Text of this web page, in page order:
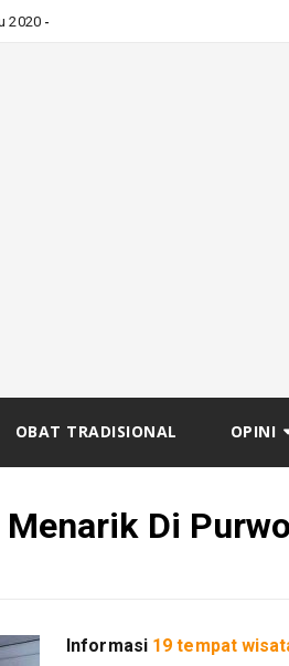
2020
OBAT TRADISIONAL OPINI
Di
Informasi 19 tempat